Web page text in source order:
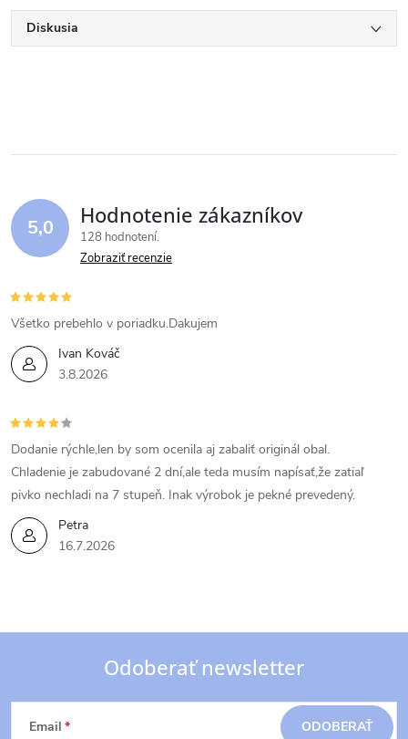
Diskusia
5,0 Hodnotenie zákazníkov
128 hodnotení
Zobraziť recenzie
Ivan Kováč
3.8.2026
Všetko prebehlo v poriadku.Dakujem
Petra
16.7.2026
Dodanie rýchle,len by som ocenila aj zabaliť originál obal.
Chladenie je zabudované 2 dní,ale teda musím napísať,že zatiaľ
pivko nechladi na 7 stupeň. Inak výrobok je pekné prevedený.
Z
Odoberať newsletter
Email ODOBERAŤ